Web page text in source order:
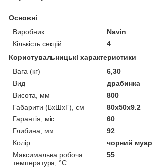
Основні
Виробник
Navin
Кількість секцій
4
Користувальницькі характеристики
Вага (кг)
6,30
Вид
драбинка
Висота, мм
800
Габарити (ВхШхГ), см
80x50x9.2
Гарантія, міс.
60
Глибина, мм
92
Колір
чорний муар
Максимальна робоча
температура, °C
55